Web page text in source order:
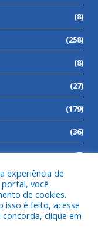
(8)
(258)
(8)
(27)
(179)
(36)
(7)
de Cumaru
experiência de
você
de cookies.
isso é feito, acesse
concorda, clique em